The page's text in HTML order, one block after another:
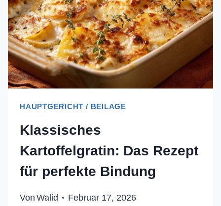
GEHEIMREZEPT
HAUPTGERICHT / BEILAGE
Klassisches
Kartoffelgratin: Das Rezept
für perfekte Bindung
Von Walid Februar 17, 2026